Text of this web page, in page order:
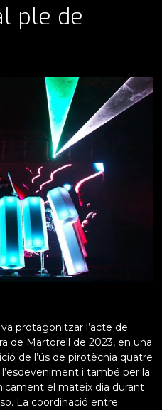
ple de
protagonitzar l’acte de
de Martorell de 2023, en una
de l’ús de pirotècnia quatre
i també per la
el mateix dia durant
La coordinació entre